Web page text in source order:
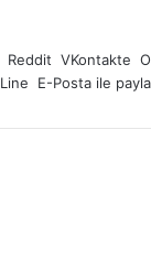
Reddit VKontakte
Line E-Posta ile